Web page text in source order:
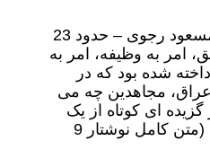
علی ناظر: درباره پیام مسعود رجوی – حدود 23
امر به وظیفه، امر به
شده بود که در
مجاهدین چه می
گزیده ای کوتاه از یک
تحلیل در شهریور 1381 (متن کامل نوشتار 9